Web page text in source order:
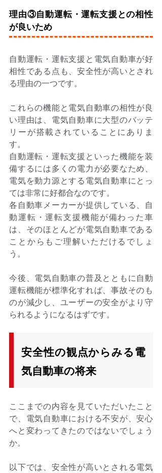
理由③自動運転・運転支援との相性
が良いため
自動運転・運転支援と電気自動車が好
相性である点も、安全性が高いとされ
る理由の一つです。
これらの機能と電気自動車の相性が良
い理由は、電気自動車に大型のバッテ
リーが搭載されていることにありま
す。
自動運転・運転支援といった機能を装
備するには多くの電力が必要なため、
電気を動力源とする電気自動車にとっ
ては非常に好都合なのです。
各自動車メーカーが提供している、自
動運転・運転支援機能が備わった車
は、そのほとんどが電気自動車である
ことからもご理解いただけるでしょ
う。
今後、電気自動車の普及とともに自動
運転機能が標準化すれば、事故そのも
のが減少し、ユーザーの安全がより守
られるようになるはずです。
安全性の観点からみる電
気自動車の将来
ここまでの内容を見ていただいたこと
で、電気自動車における不安が、安心
へと変わってきたのではないでしょう
か。
以下では、安全性が高いとされる電気